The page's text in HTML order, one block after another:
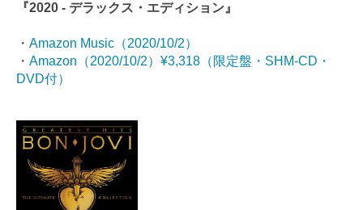
『2020 - デラックス・エディション』
・ Amazon Music（2020/10/2）
・ Amazon（2020/10/2）¥3,318（限定盤・SHM-CD・
DVD付）